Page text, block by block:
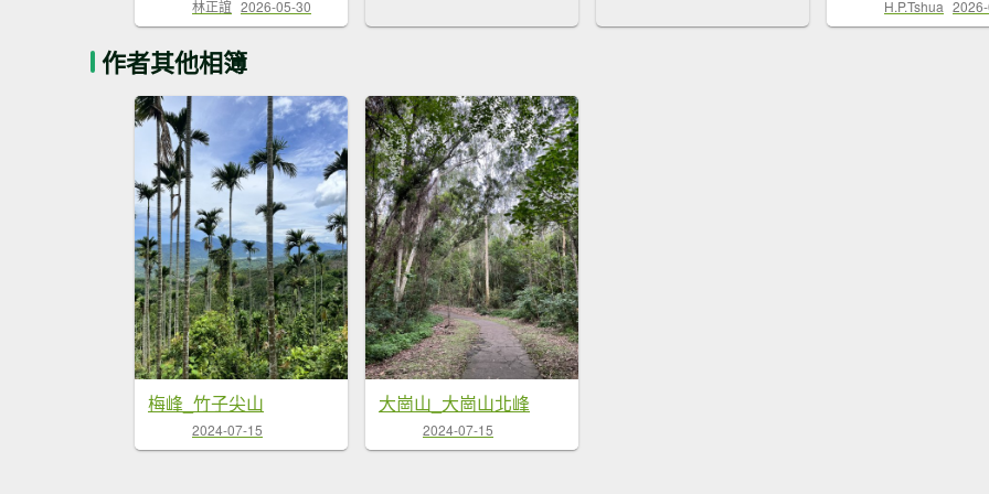
林正誼 2026-05-30 H.P.Tshua
作者其他相簿
梅峰_竹子尖山
2024-07-15
大崗山_大崗山北峰
2024-07-15